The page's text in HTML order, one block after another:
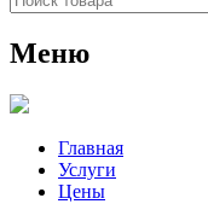
Меню
Главная
Услуги
Цены